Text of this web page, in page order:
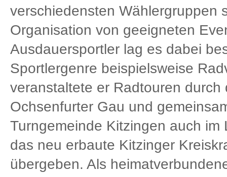
verschiedensten Wählergruppen
Organisation von geeigneten
Ausdauersportler lag es dabei
Sportlergenre beispielsweise
veranstaltete er Radtouren
Ochsenfurter Gau und
Turngemeinde Kitzingen auch
das neu erbaute Kitzinger
übergeben. Als